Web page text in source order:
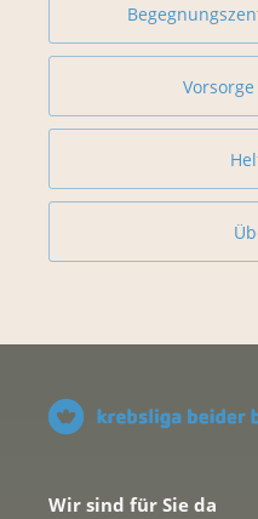
Wir sind für Sie da